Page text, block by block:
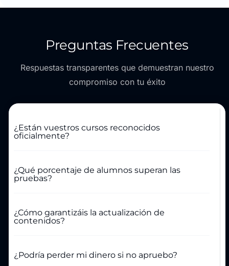
Preguntas Frecuentes
Respuestas transparentes que demuestran nuestro
compromiso con tu éxito
¿Están vuestros cursos reconocidos
oficialmente?
¿Qué porcentaje de alumnos superan las
pruebas?
¿Cómo garantizáis la actualización de
contenidos?
¿Podría perder mi dinero si no apruebo?